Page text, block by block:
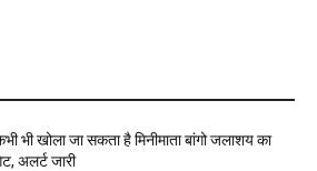
भी खोला जा सकता है मिनीमाता बांगो जलाशय का
अलर्ट जारी